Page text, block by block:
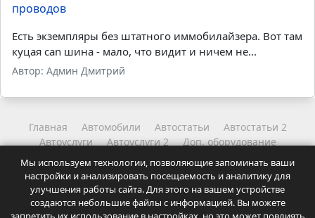
проводов
Есть экземпляры без штатного иммобилайзера. Вот там
куцая can шина - мало, что видит и ничем не...
Автор: Админ Дмитрий
Главная Автомобили Автостатьи
Автостатьи 2
Автоуслуги
Автоуслуги 2
Доп. оборудование
Координаты администрации
Карта сайта
Точки подключения и карты установок автосигнализаций.
Статьи и советы для автолюбителей.
Мы используем технологии, позволяющие запоминать ваши
настройки и анализировать посещаемость и аналитику для
улучшения работы сайта. Для этого на вашем устройстве
создаются небольшие файлы с информацией. Вы можете